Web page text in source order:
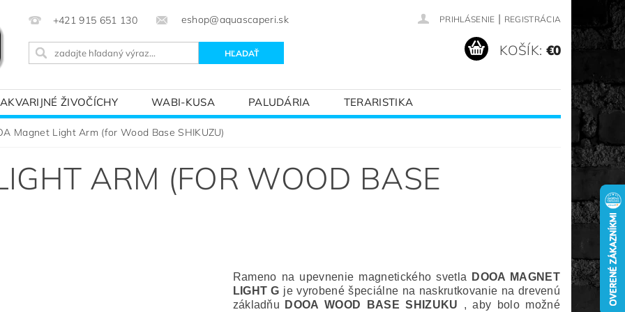
+421 915 651 130 eshop@aquascaperi.sk PRIHLÁSENIE | REGISTRÁCIA
KOŠÍK: €0
AKVARIJNÉ ŽIVOČÍCHY WABI-KUSA PALUDÁRIA
TERARISTIKA
SVETOM – ZÁKLADY AKVARISTIKY
Magnet Light Arm (for Wood Base SHIKUZU)
ARM (FOR WOOD BASE
Rameno na upevnenie magnetického svetla
DOOA MAGNET
LIGHT G je vyrobené špeciálne na naskrutkovanie na drevenú
základňu
DOOA WOOD BASE SHIZUKU , aby bolo možné